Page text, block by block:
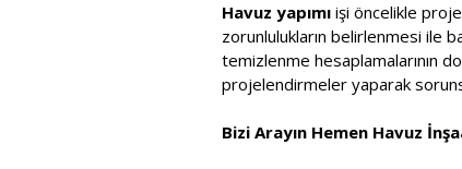
Havuz yapımı işi öncelikle
zorunlulukların belirlenmesi ile
temizlenme hesaplamalarının
projelendirmeler yaparak
Bizi Arayın Hemen Havuz